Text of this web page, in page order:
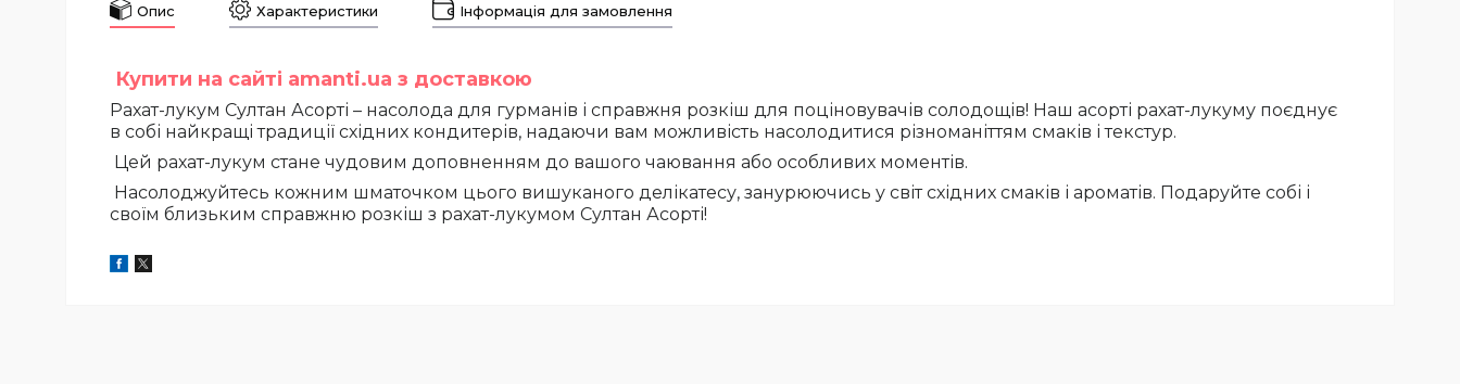
Опис Характеристики Інформація для замовлення
Купити на сайті amanti.ua з доставкою
Рахат-лукум Султан Асорті – насолода для гурманів і справжня розкіш для поціновувачів солодощів! Наш асорті рахат-лукуму поєднує
в собі найкращі традиції східних кондитерів, надаючи вам можливість насолодитися різноманіттям смаків і текстур.
Цей рахат-лукум стане чудовим доповненням до вашого чаювання або особливих моментів.
Насолоджуйтесь кожним шматочком цього вишуканого делікатесу, занурюючись у світ східних смаків і ароматів. Подаруйте собі і
своїм близьким справжню розкіш з рахат-лукумом Султан Асорті!